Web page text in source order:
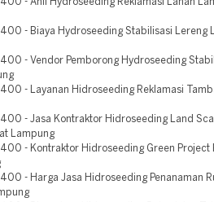
- Ahli Hydroseeding Reklamasi Lahan
- Biaya Hydroseeding Stabilisasi Lereng
- Vendor Pemborong Hydroseeding
- Layanan Hidroseeding Reklamasi
- Jasa Kontraktor Hidroseeding Land
Lampung
- Kontraktor Hidroseeding Green Project
- Harga Jasa Hidroseeding Penanaman